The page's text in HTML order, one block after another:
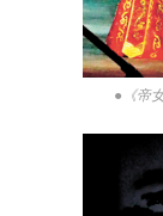
●《帝